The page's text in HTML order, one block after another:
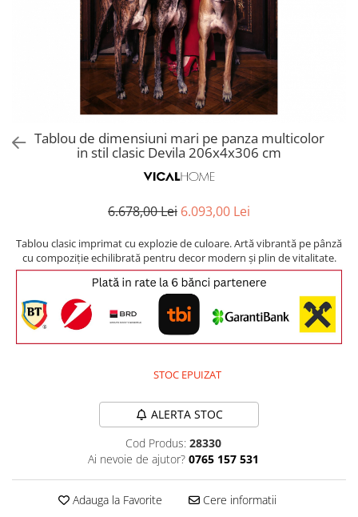
Masute Laterale
Canapele Coltar
Canapele Modulare
Canapele Extensibile
Canapele Sezlong
Masute de toaleta
Console
Taburete si pufuri
Comode si Bufete
Biblioteci si Rafturi
Umbrele Exterior
Accesorii Exterior
Ghivece, Vase Exterior
Usi Decorative
Coloane decorative
Trofee, Taxidermii, Busturi
Cufere si valize decorative
Cutii decorative
Ghivece, Suporturi flori
Ghivece, Vase Exterior
Opritoare pentru usi
Organizator obiecte mici
Oglinzi cu picior
Clepsidra
Tablou de dimensiuni mari pe panza multicolor
in stil clasic Devila 206x4x306 cm
6.678,00 Lei 6.093,00 Lei
Tablou clasic imprimat cu explozie de culoare. Artă vibrantă pe pânză
cu compoziție echilibrată pentru decor modern și plin de vitalitate.
STOC EPUIZAT
ALERTA STOC
Cod Produs: 28330
Ai nevoie de ajutor? 0765 157 531
Adauga la Favorite Cere informatii